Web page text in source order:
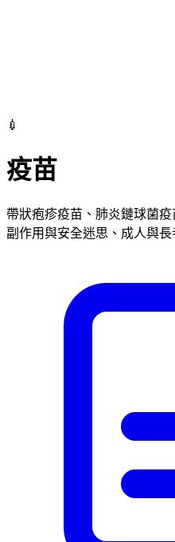
💉
疫苗
帶狀疱疹疫苗、肺炎鏈球菌
副作用與安全迷思、成人與長